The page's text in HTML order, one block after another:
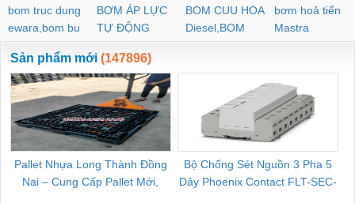
bom truc dung
ewara,bom bu
ewara
BƠM ÁP LỰC
TỰ ĐỘNG
BOM CUU HOA
Diesel,BOM
CHUA CHAY
bơm hoả tiển
Mastra
Sản phẩm mới (147896)
Pallet Nhựa Long Thành Đồng
Nai – Cung Cấp Pallet Mới,
Bộ Chống Sét Nguồn 3 Pha 5
Dây Phoenix Contact FLT-SEC-